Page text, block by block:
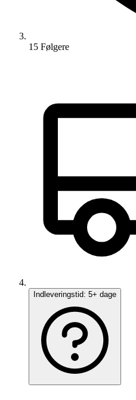
15 Følgere
Indleveringstid: 5+ dage